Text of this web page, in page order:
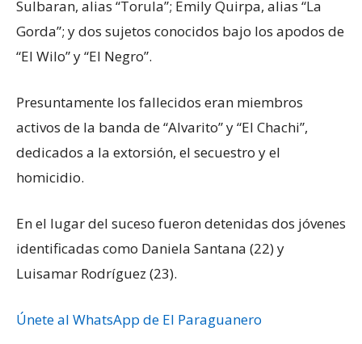
Sulbaran, alias “Torula”; Emily Quirpa, alias “La
Gorda”; y dos sujetos conocidos bajo los apodos de
“El Wilo” y “El Negro”.
Presuntamente los fallecidos eran miembros
activos de la banda de “Alvarito” y “El Chachi”,
dedicados a la extorsión, el secuestro y el
homicidio.
En el lugar del suceso fueron detenidas dos jóvenes
identificadas como Daniela Santana (22) y
Luisamar Rodríguez (23).
Únete al WhatsApp de El Paraguanero